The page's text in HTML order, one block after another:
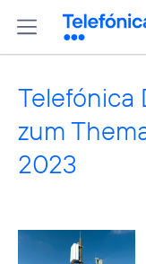
Telefónica
zum
2023